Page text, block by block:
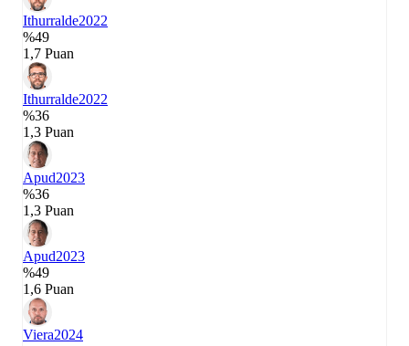
Ithurralde2022
%49
1,7 Puan
Ithurralde2022
%36
1,3 Puan
Apud2023
%36
1,3 Puan
Apud2023
%49
1,6 Puan
Viera2024